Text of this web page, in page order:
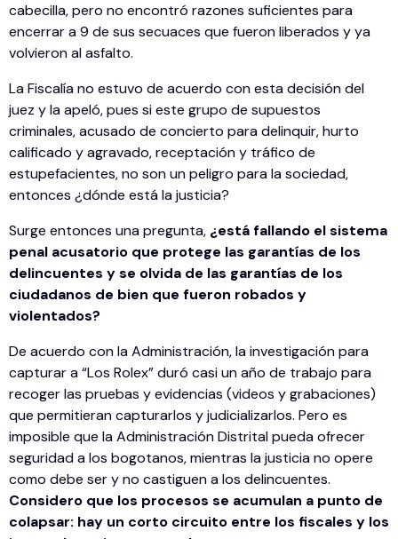
cabecilla, pero no encontró razones suficientes para
encerrar a 9 de sus secuaces que fueron liberados y ya
volvieron al asfalto.
La Fiscalía no estuvo de acuerdo con esta decisión del
juez y la apeló, pues si este grupo de supuestos
criminales, acusado de concierto para delinquir, hurto
calificado y agravado, receptación y tráfico de
estupefacientes, no son un peligro para la sociedad,
entonces ¿dónde está la justicia?
Surge entonces una pregunta, ¿está fallando el sistema
penal acusatorio que protege las garantías de los
delincuentes y se olvida de las garantías de los
ciudadanos de bien que fueron robados y
violentados?
De acuerdo con la Administración, la investigación para
capturar a “Los Rolex” duró casi un año de trabajo para
recoger las pruebas y evidencias (videos y grabaciones)
que permitieran capturarlos y judicializarlos. Pero es
imposible que la Administración Distrital pueda ofrecer
seguridad a los bogotanos, mientras la justicia no opere
como debe ser y no castiguen a los delincuentes.
Considero que los procesos se acumulan a punto de
colapsar: hay un corto circuito entre los fiscales y los